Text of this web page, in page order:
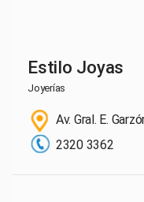
Estilo Joyas
Joyerías
Av. Gral. E.
2320 3362